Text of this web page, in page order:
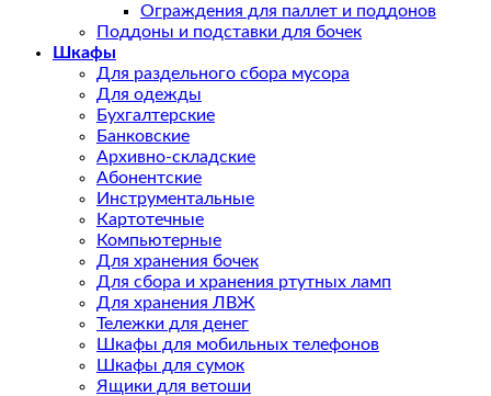
Ограждения для паллет и поддонов
Поддоны и подставки для бочек
Шкафы
Для раздельного сбора мусора
Для одежды
Бухгалтерские
Банковские
Архивно-складские
Абонентские
Инструментальные
Картотечные
Компьютерные
Для хранения бочек
Для сбора и хранения ртутных ламп
Для хранения ЛВЖ
Тележки для денег
Шкафы для мобильных телефонов
Шкафы для сумок
Ящики для ветоши